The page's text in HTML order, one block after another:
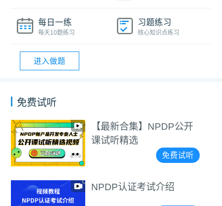
每日一练
每天10题练习
习题练习
核心知识点练习
进入做题
免费试听
【最新合集】NPDP公开
课试听精选
免费试听
NPDP认证考试介绍